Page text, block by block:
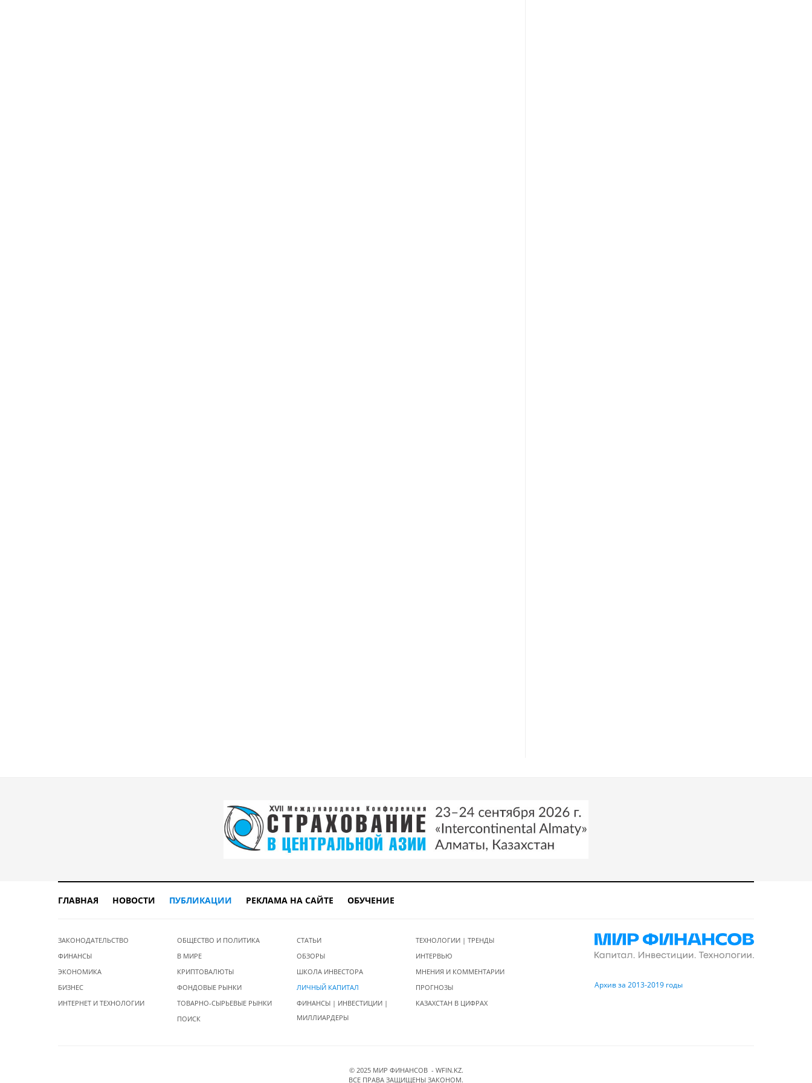
ГЛАВНАЯ НОВОСТИ ПУБЛИКАЦИИ РЕКЛАМА НА САЙТЕ ОБУЧЕНИЕ
ЗАКОНОДАТЕЛЬСТВО
ФИНАНСЫ
ЭКОНОМИКА
БИЗНЕС
ИНТЕРНЕТ И ТЕХНОЛОГИИ
ОБЩЕСТВО И ПОЛИТИКА
В МИРЕ
КРИПТОВАЛЮТЫ
ФОНДОВЫЕ РЫНКИ
ТОВАРНО-СЫРЬЕВЫЕ РЫНКИ
ПОИСК
СТАТЬИ
ОБЗОРЫ
ШКОЛА ИНВЕСТОРА
ЛИЧНЫЙ КАПИТАЛ
ФИНАНСЫ | ИНВЕСТИЦИИ |
МИЛЛИАРДЕРЫ
ТЕХНОЛОГИИ | ТРЕНДЫ
ИНТЕРВЬЮ
МНЕНИЯ И КОММЕНТАРИИ
ПРОГНОЗЫ
КАЗАХСТАН В ЦИФРАХ
Архив за 2013-2019 годы
© 2025 МИР ФИНАНСОВ - WFIN.KZ.
ВСЕ ПРАВА ЗАЩИЩЕНЫ ЗАКОНОМ.